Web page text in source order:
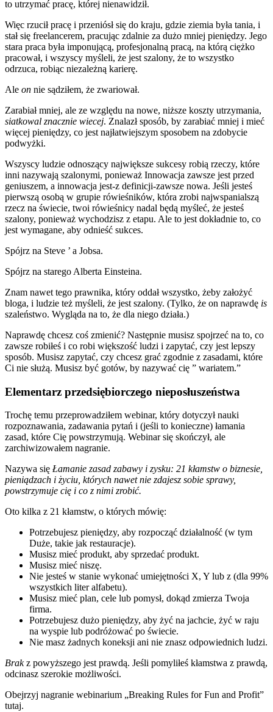
to utrzymać pracę, której nienawidził.
Więc rzucił pracę i przeniósł się do kraju, gdzie ziemia była tania, i
stał się freelancerem, pracując zdalnie za dużo mniej pieniędzy. Jego
stara praca była imponującą, profesjonalną pracą, na którą ciężko
pracował, i wszyscy myśleli, że jest szalony, że to wszystko
odrzuca, robiąc niezależną karierę.
Ale on nie sądziłem, że zwariował.
Zarabiał mniej, ale ze względu na nowe, niższe koszty utrzymania,
siatkowal znacznie wiecej. Znalazł sposób, by zarabiać mniej i mieć
więcej pieniędzy, co jest najłatwiejszym sposobem na zdobycie
podwyżki.
Wszyscy ludzie odnoszący największe sukcesy robią rzeczy, które
inni nazywają szalonymi, ponieważ Innowacja zawsze jest przed
geniuszem, a innowacja jest-z definicji-zawsze nowa. Jeśli jesteś
pierwszą osobą w grupie rówieśników, która zrobi najwspanialszą
rzecz na świecie, twoi rówieśnicy nadal będą myśleć, że jesteś
szalony, ponieważ wychodzisz z etapu. Ale to jest dokładnie to, co
jest wymagane, aby odnieść sukces.
Spójrz na Steve ’ a Jobsa.
Spójrz na starego Alberta Einsteina.
Znam nawet tego prawnika, który oddał wszystko, żeby założyć
bloga, i ludzie też myśleli, że jest szalony. (Tylko, że on naprawdę is
szaleństwo. Wygląda na to, że dla niego działa.)
Naprawdę chcesz coś zmienić? Następnie musisz spojrzeć na to, co
zawsze robiłeś i co robi większość ludzi i zapytać, czy jest lepszy
sposób. Musisz zapytać, czy chcesz grać zgodnie z zasadami, które
Ci nie służą. Musisz być gotów, by nazywać cię ” wariatem.”
Elementarz przedsiębiorczego nieposłuszeństwa
Trochę temu przeprowadziłem webinar, który dotyczył nauki
rozpoznawania, zadawania pytań i (jeśli to konieczne) łamania
zasad, które Cię powstrzymują. Webinar się skończył, ale
zarchiwizowałem nagranie.
Nazywa się Łamanie zasad zabawy i zysku: 21 kłamstw o biznesie,
pieniądzach i życiu, których nawet nie zdajesz sobie sprawy,
powstrzymuje cię i co z nimi zrobić.
Oto kilka z 21 kłamstw, o których mówię:
Potrzebujesz pieniędzy, aby rozpocząć działalność (w tym
Duże, takie jak restauracje).
Musisz mieć produkt, aby sprzedać produkt.
Musisz mieć niszę.
Nie jesteś w stanie wykonać umiejętności X, Y lub z (dla 99%
wszystkich liter alfabetu).
Musisz mieć plan, cele lub pomysł, dokąd zmierza Twoja
firma.
Potrzebujesz dużo pieniędzy, aby żyć na jachcie, żyć w raju
na wyspie lub podróżować po świecie.
Nie masz żadnych koneksji ani nie znasz odpowiednich ludzi.
Brakz powyższego jest prawdą. Jeśli pomyliłeś kłamstwa z prawdą,
odcinasz szerokie możliwości.
Obejrzyj nagranie webinarium „Breaking Rules for Fun and Profit”
tutaj.